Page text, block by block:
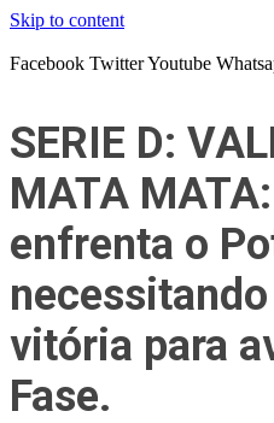
Skip to content
Facebook TwitterYoutube
SERIE D:
MATA
enfrenta o
vitória para
Fase.